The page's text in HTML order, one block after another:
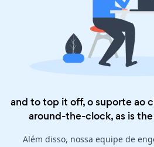
and to top it off, o suporte ao
around-the-clock, as is the
Além disso, nossa equipe de